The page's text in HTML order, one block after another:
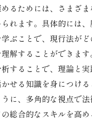
るためには、さまざま
れます。具体的には
ぶことで、現行法が
解することができます
することで、理論と実
せる知識を身につける
に、多角的な視点で法
総合的なスキルを高め